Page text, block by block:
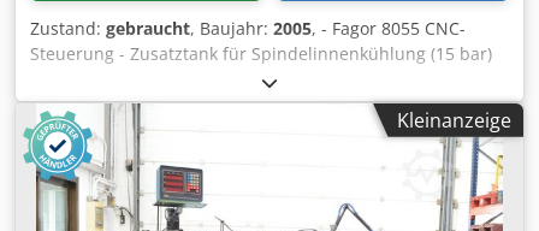
Zustand: gebraucht, Baujahr: 2005, - Fagor 8055 CNC-
Steuerung - Zusatztank für Spindelinnenkühlung (15 bar)
400 Liter - Baujahr 2005 Technische Daten: - Verfahrwege
X/Y/Z: 610 / 455 / 520 mm - Eilgänge: 24 m/min - Drehzahl
Arbeitsspindel: 8000 U/min - Werkzeugaufnahme: BT40
Dsdpfxetvf Hte Aqqeck - Tischgröße : 762 x 363 mm -
Tischbelastung max.: 350 kg - Motorleistung: 18 kW -
Betriebsspannung: 400 V - Gewicht: 3140 kg
Kleinanzeige